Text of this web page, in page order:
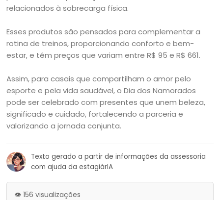
relacionados à sobrecarga física.
Esses produtos são pensados para complementar a
rotina de treinos, proporcionando conforto e bem-
estar, e têm preços que variam entre R$ 95 e R$ 661.
Assim, para casais que compartilham o amor pelo
esporte e pela vida saudável, o Dia dos Namorados
pode ser celebrado com presentes que unem beleza,
significado e cuidado, fortalecendo a parceria e
valorizando a jornada conjunta.
Texto gerado a partir de informações da assessoria
com ajuda da estagiárIA
👁️ 156 visualizações